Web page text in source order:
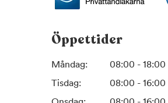
Öppettider
Måndag:
08:00 - 18:00
Tisdag:
08:00 - 16:00